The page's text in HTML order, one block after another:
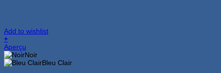
Add to wishlist
+
Ce
produit
a
Aperçu
Noir
Bleu Clair